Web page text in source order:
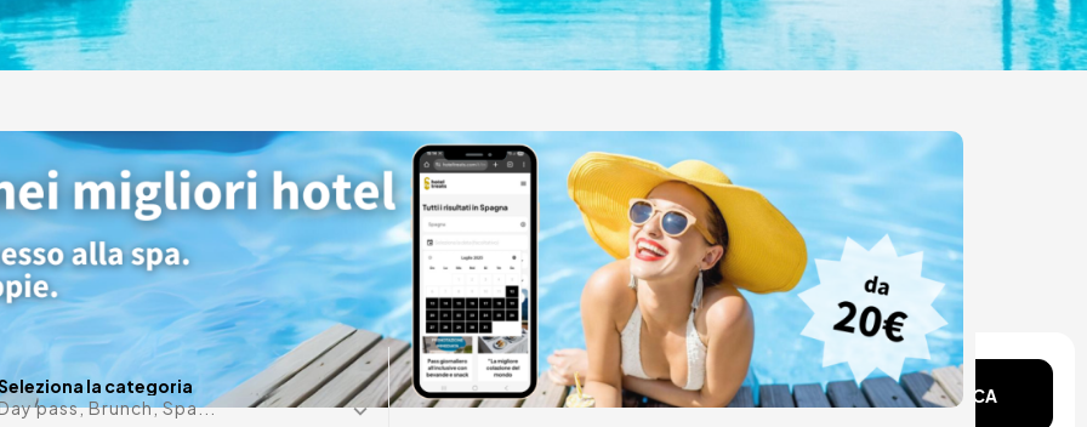
5* resort
A perfect
la categoria
pass, Brunch, Spa...
Data in mente?
CERCA